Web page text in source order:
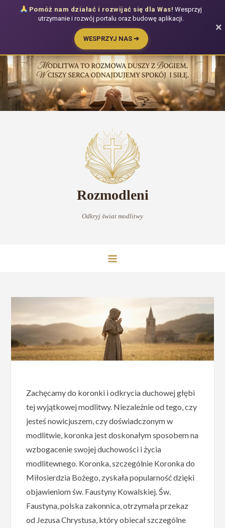
do
treści
Rozmodleni
Odkryj świat modlitwy
Zachęcamy do koronki i odkrycia duchowej głębi
tej wyjątkowej modlitwy. Niezależnie od tego, czy
jesteś nowicjuszem, czy doświadczonym w
modlitwie, koronka jest doskonałym sposobem na
wzbogacenie swojej duchowości i życia
modlitewnego. Koronka, szczególnie Koronka do
Miłosierdzia Bożego, zyskała popularność dzięki
objawieniom św. Faustyny Kowalskiej. Św.
Faustyna, polska zakonnica, otrzymała przekaz
od Jezusa Chrystusa, który obiecał szczególne
Pomóż nam działać i rozwijać się dla Was! Wesprzyj
utrzymanie i rozwój portalu oraz budowę aplikacji.
WESPRZYJ NAS ➔
×